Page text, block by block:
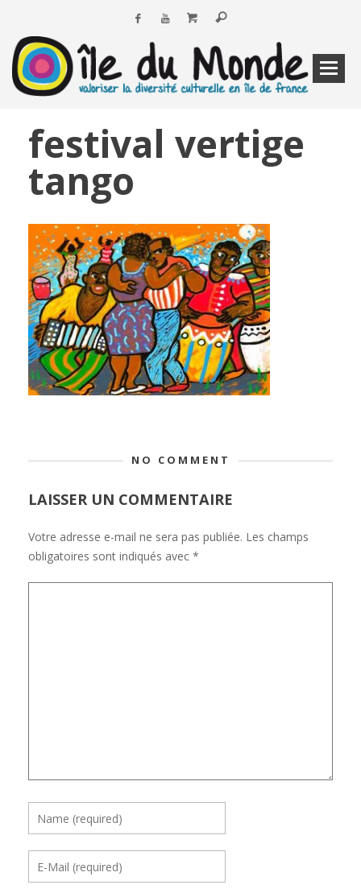
festival vertige
tango
NO COMMENT
LAISSER UN COMMENTAIRE
Votre adresse e-mail ne sera pas publiée. Les champs
obligatoires sont indiqués avec *